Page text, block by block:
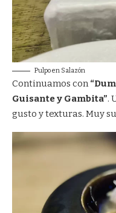
Pulpo en Salazón
Continuamos con
Guisante y Gambita”.
gusto y texturas. Muy